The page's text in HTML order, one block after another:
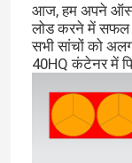
आज, हम अपने
लोड करने में सफल
सभी सांचों को
40HQ कंटेनर में